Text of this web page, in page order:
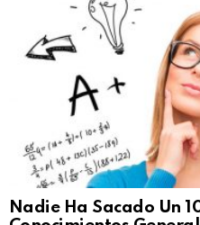
Nadie Ha Sacado Un